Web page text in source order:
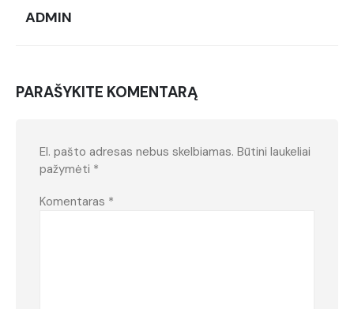
ADMIN
PARAŠYKITE KOMENTARĄ
El. pašto adresas nebus skelbiamas. Būtini laukeliai
pažymėti *
Komentaras *